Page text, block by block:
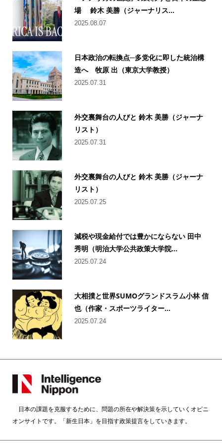
場 鈴木 美勝（ジャーナリス...
2025.08.07
日本政治の転換点─多党化に即した統治構
造へ 牧原 出（東京大学教授）
2025.07.31
外交裏舞台の人びと 鈴木 美勝（ジャーナ
リスト）
2025.07.31
外交裏舞台の人びと 鈴木 美勝（ジャーナ
リスト）
2025.07.25
減税や現金給付では豊かにならない 田中
秀明（明治大学公共政策大学院...
2025.07.24
大相撲と世界SUMOグランドスラム小林 信
也（作家・スポーツライター...
2025.07.24
日本の課題を克服するために、問題の所在や解決策を示していくオピニ
オンサイトです。「新生日本」を目指す政策提言をしていきます。